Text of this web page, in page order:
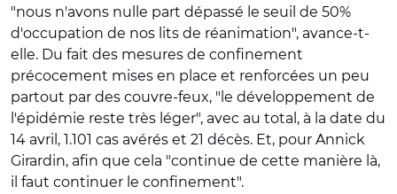
"nous n'avons nulle part dépassé le seuil de 50%
d'occupation de nos lits de réanimation", avance-t-
elle. Du fait des mesures de confinement
précocement mises en place et renforcées un peu
partout par des couvre-feux, "le développement de
l'épidémie reste très léger", avec au total, à la date du
14 avril, 1.101 cas avérés et 21 décès. Et, pour Annick
Girardin, afin que cela "continue de cette manière là,
il faut continuer le confinement".